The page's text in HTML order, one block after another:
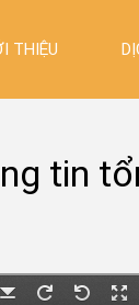
THIỆU
tin